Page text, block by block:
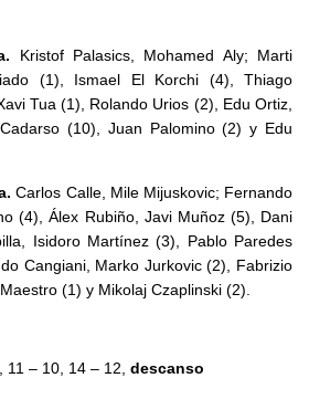
Kristof Palasics, Mohamed Aly; Marti
(1), Ismael El Korchi (4), Thiago
Tua (1), Rolando Urios (2), Edu Ortiz,
(10), Juan Palomino (2) y Edu
Carlos Calle, Mile Mijuskovic; Fernando
(4), Álex Rubiño, Javi Muñoz (5), Dani
Isidoro Martínez (3), Pablo Paredes
Cangiani, Marko Jurkovic (2), Fabrizio
(1) y Mikolaj Czaplinski (2).
11 – 10, 14 – 12, descanso